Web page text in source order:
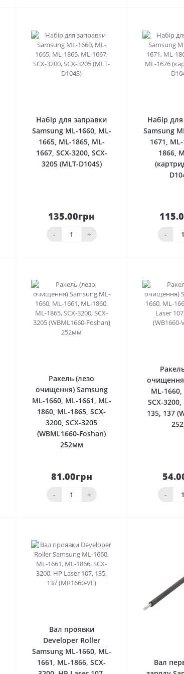
Набір для заправки
Samsung ML-1660, ML-
1665, ML-1865, ML-
1667, SCX-3200, SCX-
3205 (MLT-D104S)
135.00грн
- +
До
кошика
Набір
Samsung
1671,
1866,
-
Ракель (лезо
очищення) Samsung
ML-1660, ML-1661, ML-
1860, ML-1865, SCX-
3200, SCX-3205
(WBML1660-Foshan)
252мм
81.00грн
- +
кошика
ML-
SCX-
135, 137
-
Вал проявки
Developer Roller
Samsung ML-1660, ML-
1661, ML-1866, SCX-
Вал